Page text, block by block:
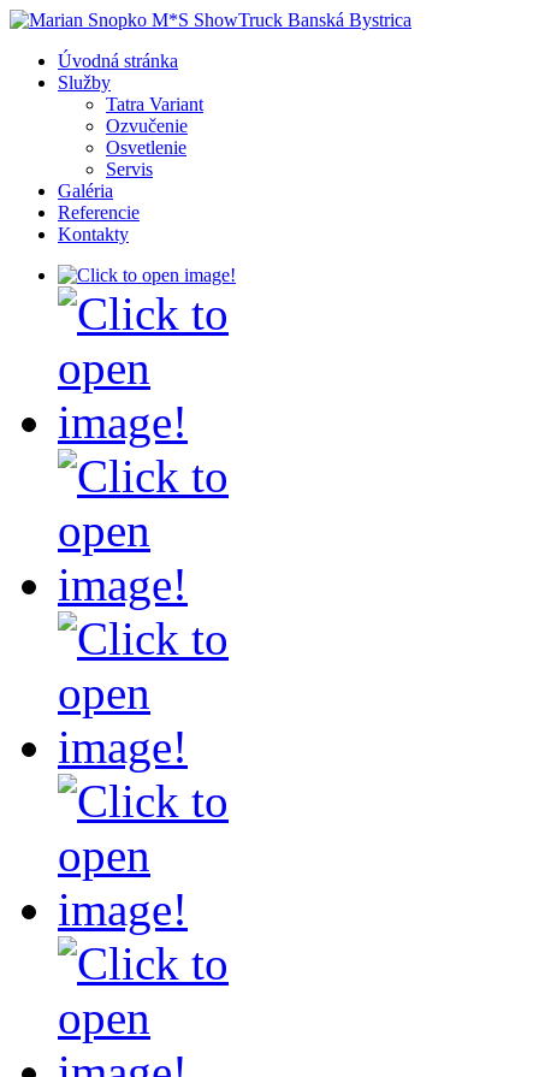
Úvodná stránka
Služby
Tatra Variant
Ozvučenie
Osvetlenie
Servis
Galéria
Referencie
Kontakty